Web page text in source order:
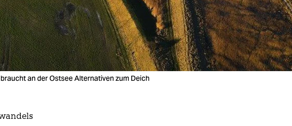
an der Ostsee Alternativen zum Deich